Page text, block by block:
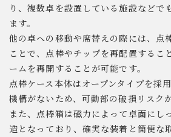
り、複数卓を設置している施設などで
ます。
他の卓への移動や席替えの際には、点
ことで、点棒やチップを再配置するこ
ームを再開することが可能です。
点棒ケース本体はオープンタイプを採
機構がないため、可動部の破損リスク
また、点棒箱は磁力によって卓面にし
造となっており、確実な装着と簡便な